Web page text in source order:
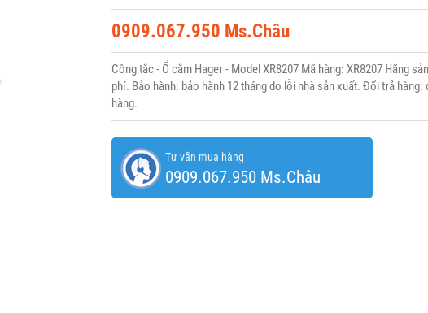
0909.067.950 Ms.Châu
Công tắc - Ổ cắm Hager - Model XR8207 Mã hàng: XR8207 Hãng
phí. Bảo hành: bảo hành 12 tháng do lỗi nhà sản xuất. Đổi trả
hàng.
Tư vấn mua hàng
0909.067.950 Ms.Châu